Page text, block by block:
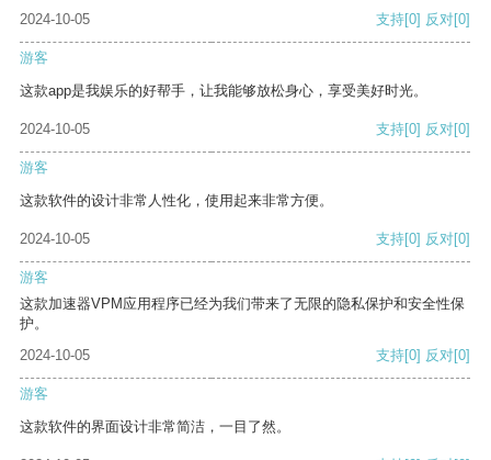
2024-10-05 支持[0] 反对[0]
游客
这款app是我娱乐的好帮手，让我能够放松身心，享受美好时光。
2024-10-05 支持[0] 反对[0]
游客
这款软件的设计非常人性化，使用起来非常方便。
2024-10-05 支持[0] 反对[0]
游客
这款加速器VPM应用程序已经为我们带来了无限的隐私保护和安全性保
护。
2024-10-05
支持[0] 反对[0]
游客
这款软件的界面设计非常简洁，一目了然。